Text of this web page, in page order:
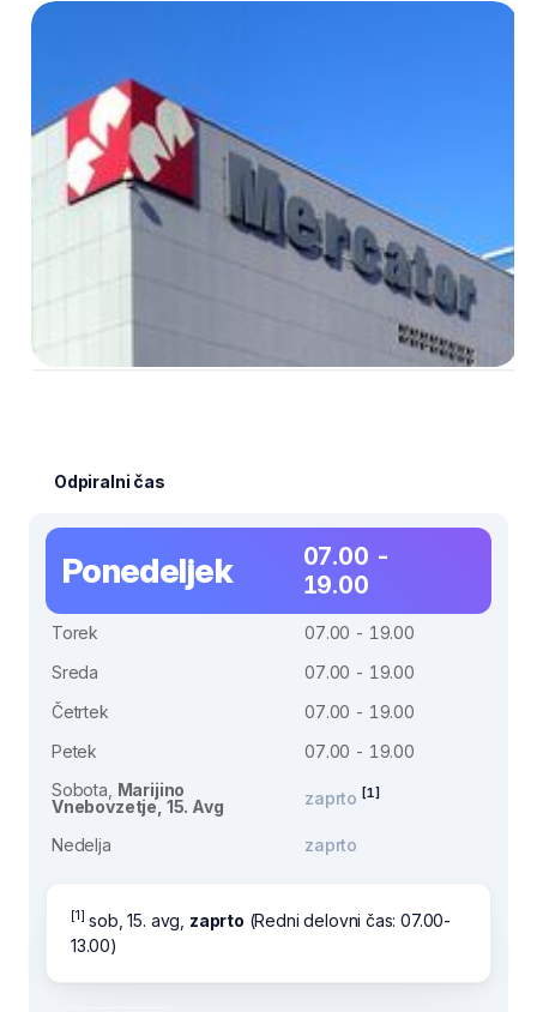
Odpiralni čas
Ponedeljek
07.00 -
19.00
Torek
07.00 - 19.00
Sreda
07.00 - 19.00
Četrtek
07.00 - 19.00
Petek
07.00 - 19.00
Sobota, Marijino
Vnebovzetje, 15. Avg
zaprto [1]
Nedelja zaprto
[1] sob, 15. avg, zaprto (Redni delovni čas: 07.00-
13.00)